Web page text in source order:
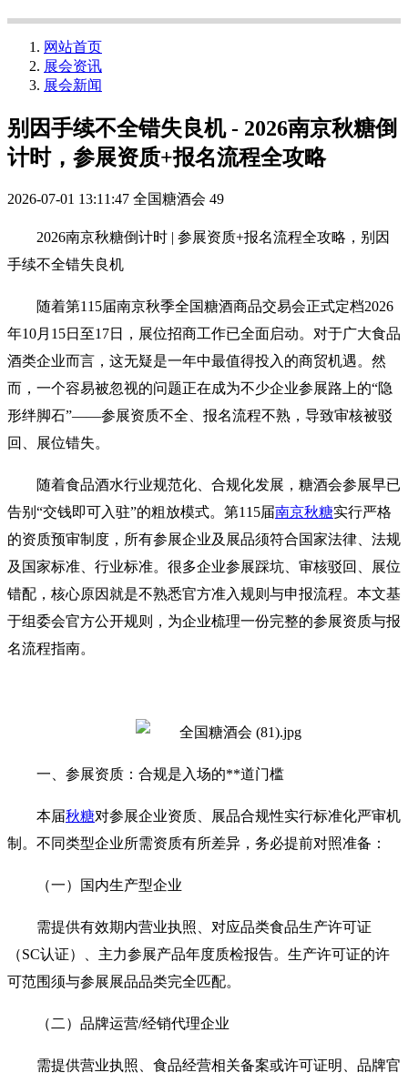
网站首页
展会资讯
展会新闻
别因手续不全错失良机 - 2026南京秋糖倒
计时，参展资质+报名流程全攻略
2026-07-01 13:11:47 全国糖酒会 49
2026南京秋糖倒计时 | 参展资质+报名流程全攻略，别因
手续不全错失良机
随着第115届南京秋季全国糖酒商品交易会正式定档2026
年10月15日至17日，展位招商工作已全面启动。对于广大食品
酒类企业而言，这无疑是一年中最值得投入的商贸机遇。然
而，一个容易被忽视的问题正在成为不少企业参展路上的“隐
形绊脚石”——参展资质不全、报名流程不熟，导致审核被驳
回、展位错失。
随着食品酒水行业规范化、合规化发展， 糖酒会参展早已
告别“交钱即可入驻”的粗放模式。第115届南京秋糖实行严格
的资质预审制度，所有参展企业及展品须符合国家法律、法规
及国家标准、行业标准。很多企业参展踩坑、审核驳回、展位
错配，核心原因就是不熟悉官方准入规则与申报流程。本文基
于组委会官方公开规则，为企业梳理一份完整的参展资质与报
名流程指南。
一、参展资质：合规是入场的**道门槛
本届秋糖对参展企业资质、展品合规性实行标准化严审机
制。不同类型企业所需资质有所差异，务必提前对照准备：
（一）国内生产型企业
需提供有效期内营业执照、对应品类食品生产许可证
（SC认证）、主力参展产品年度质检报告。生产许可证的许
可范围须与参展展品品类完全匹配。
（二）品牌运营/经销代理企业
需提供营业执照、食品经营相关备案或许可证明、品牌官